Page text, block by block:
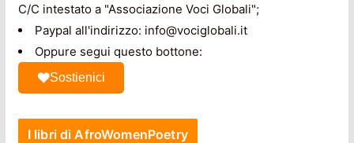
C/C intestato a "Associazione Voci Globali";
Paypal all'indirizzo: info@vociglobali.it
Oppure segui questo bottone:
Sostienici
I libri di AfroWomenPoetry